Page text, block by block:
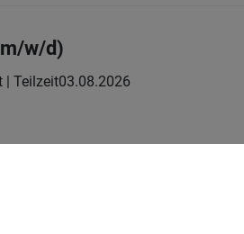
w/d)
| Teilzeit03.08.2026
Teilzeit